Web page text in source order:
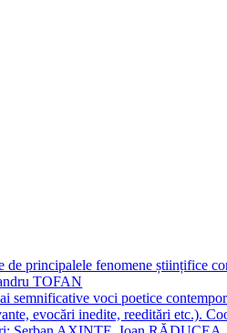
principalele fenomene științifice
TOFAN
semnificative voci poetice
evocări inedite, reeditări